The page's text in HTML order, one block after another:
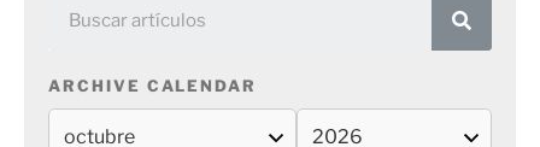
ARCHIVE CALENDAR